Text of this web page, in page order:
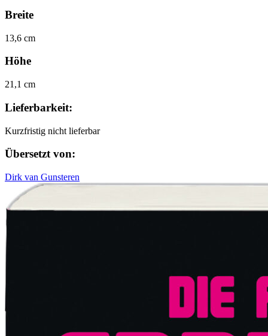
Breite
13,6 cm
Höhe
21,1 cm
Lieferbarkeit:
Kurzfristig nicht lieferbar
Übersetzt von:
Dirk van Gunsteren